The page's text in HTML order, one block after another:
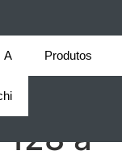
A Produtos
128 a